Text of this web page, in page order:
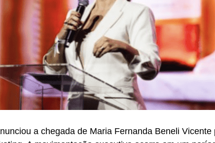
a chegada de Maria Fernanda Beneli Vicente